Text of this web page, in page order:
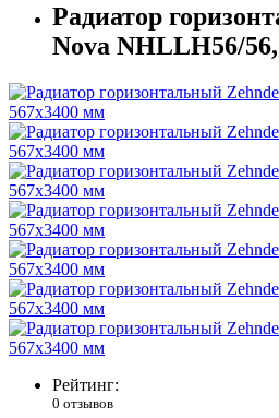
Радиатор
Nova NHLLH56/
Рейтинг:
0 отзывов